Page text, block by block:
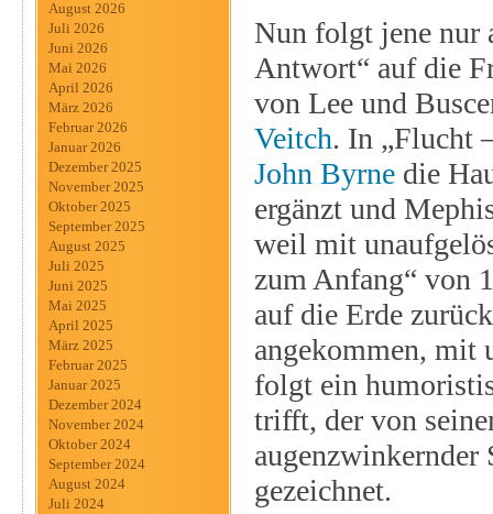
August 2026
Juli 2026
Juni 2026
Mai 2026
April 2026
März 2026
Februar 2026
Januar 2026
Dezember 2025
November 2025
Oktober 2025
September 2025
August 2025
Juli 2025
Juni 2025
Mai 2025
April 2025
März 2025
Februar 2025
Januar 2025
Dezember 2024
November 2024
Oktober 2024
September 2024
August 2024
Juli 2024
Nun folgt jene nur
Antwort“ auf die
von Lee und
Veitch. In „Flucht
John Byrne die
ergänzt und
weil mit
zum Anfang“ von
auf die Erde
angekommen, mit
folgt ein
trifft, der von
gezeichnet.